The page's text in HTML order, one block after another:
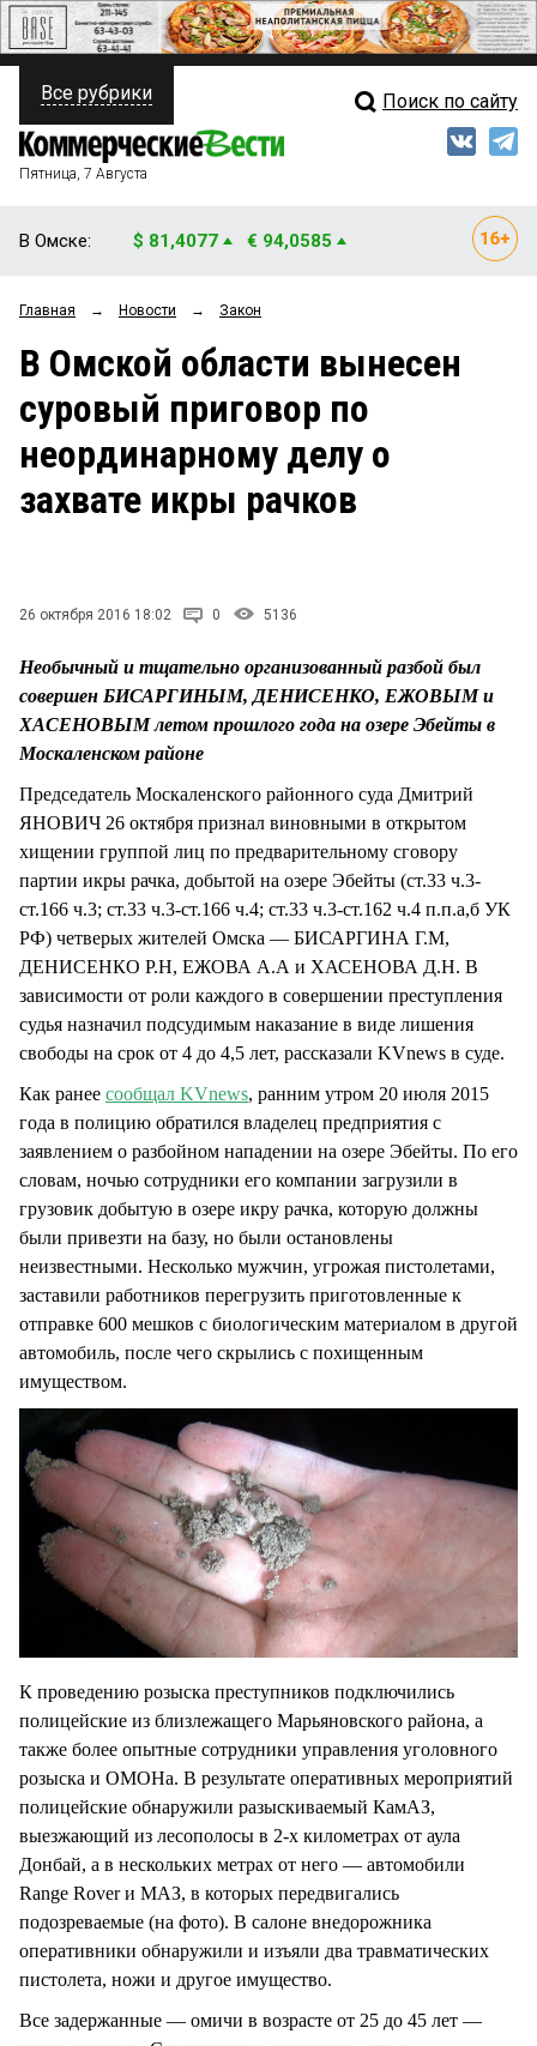
ПОЛИТИКА
ФИНАНСЫ
ОБЩЕСТВО
ЗАКОН
НОВОСТИ КОМПАНИЙ
Свежий выпуск
Рейтинги
Блоги
Архив
Все рубрики Поиск по сайту
Пятница, 7 Августа
В Омске: $ 81,4077 € 94,0585
Главная → Новости → Закон
В Омской области вынесен
суровый приговор по
неординарному делу о
захвате икры рачков
26 октября 2016 18:02 0 5136
Необычный и тщательно организованный разбой был
совершен БИСАРГИНЫМ, ДЕНИСЕНКО, ЕЖОВЫМ и
ХАСЕНОВЫМ летом прошлого года на озере Эбейты в
Москаленском районе
Председатель Москаленского районного суда Дмитрий
ЯНОВИЧ 26 октября признал виновными в открытом
хищении группой лиц по предварительному сговору
партии икры рачка, добытой на озере Эбейты (ст.33 ч.3-
ст.166 ч.3; ст.33 ч.3-ст.166 ч.4; ст.33 ч.3-ст.162 ч.4 п.п.а,б УК
РФ) четверых жителей Омска — БИСАРГИНА Г.М,
ДЕНИСЕНКО Р.Н, ЕЖОВА А.А и ХАСЕНОВА Д.Н. В
зависимости от роли каждого в совершении преступления
судья назначил подсудимым наказание в виде лишения
свободы на срок от 4 до 4,5 лет, рассказали KVnews в суде.
Как ранее сообщал KVnews, ранним утром 20 июля 2015
года в полицию обратился владелец предприятия с
заявлением о разбойном нападении на озере Эбейты. По его
словам, ночью сотрудники его компании загрузили в
грузовик добытую в озере икру рачка, которую должны
были привезти на базу, но были остановлены
неизвестными. Несколько мужчин, угрожая пистолетами,
заставили работников перегрузить приготовленные к
отправке 600 мешков с биологическим материалом в другой
автомобиль, после чего скрылись с похищенным
имуществом.
К проведению розыска преступников подключились
полицейские из близлежащего Марьяновского района, а
также более опытные сотрудники управления уголовного
розыска и ОМОНа. В результате оперативных мероприятий
полицейские обнаружили разыскиваемый КамАЗ,
выезжающий из лесополосы в 2-х километрах от аула
Донбай, а в нескольких метрах от него — автомобили
Range Rover и МАЗ, в которых передвигались
подозреваемые (на фото). В салоне внедорожника
оперативники обнаружили и изъяли два травматических
пистолета, ножи и другое имущество.
Все задержанные — омичи в возрасте от 25 до 45 лет —